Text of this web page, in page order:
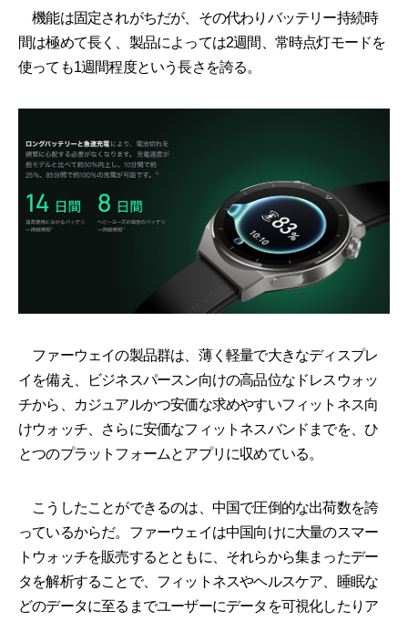
機能は固定されがちだが、その代わりバッテリー持続時
間は極めて長く、製品によっては2週間、常時点灯モードを
使っても1週間程度という長さを誇る。
ファーウェイの製品群は、薄く軽量で大きなディスプレ
イを備え、ビジネスパースン向けの高品位なドレスウォッ
チから、カジュアルかつ安価な求めやすいフィットネス向
けウォッチ、さらに安価なフィットネスバンドまでを、ひ
とつのプラットフォームとアプリに収めている。
こうしたことができるのは、中国で圧倒的な出荷数を誇
っているからだ。ファーウェイは中国向けに大量のスマー
トウォッチを販売するとともに、それらから集まったデー
タを解析することで、フィットネスやヘルスケア、睡眠な
どのデータに至るまでユーザーにデータを可視化したりア